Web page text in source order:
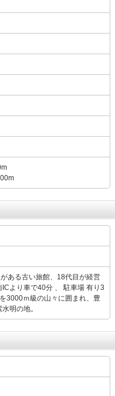
ある古い旅館、18代目が経営
より車で40分 、 駐車場 有り3
3000ｍ級の山々に囲まれ、豊
明の地。